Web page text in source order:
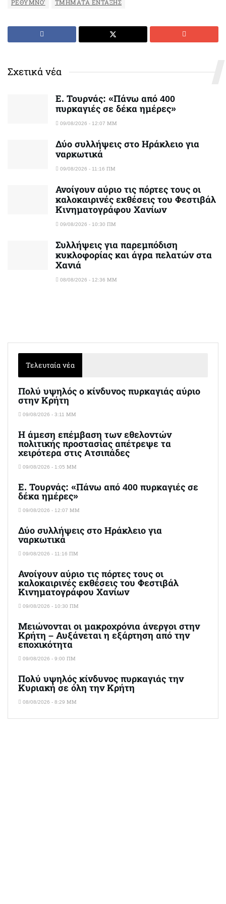
ΡΕΘΥΜΝΟ' ΤΜΗΜΑΤΑ ΕΝΤΑΞΗΣ
Σχετικά νέα
Ε. Τουρνάς: «Πάνω από 400
πυρκαγιές σε δέκα ημέρες»
09/08/2026 - 12:07 ΜΜ
Δύο συλλήψεις στο Ηράκλειο για
ναρκωτικά
09/08/2026 - 11:16 ΠΜ
Ανοίγουν αύριο τις πόρτες τους οι
καλοκαιρινές εκθέσεις του Φεστιβάλ
Κινηματογράφου Χανίων
09/08/2026 - 10:30 ΠΜ
Συλλήψεις για παρεμπόδιση
κυκλοφορίας και άγρα πελατών στα
Χανιά
08/08/2026 - 12:36 ΜΜ
Τελευταία νέα
Πολύ υψηλός ο κίνδυνος πυρκαγιάς αύριο
στην Κρήτη
09/08/2026 - 3:11 ΜΜ
Η άμεση επέμβαση των εθελοντών
πολιτικής προστασίας απέτρεψε τα
χειρότερα στις Aτσιπάδες
09/08/2026 - 1:05 ΜΜ
Ε. Τουρνάς: «Πάνω από 400 πυρκαγιές σε
δέκα ημέρες»
09/08/2026 - 12:07 ΜΜ
Δύο συλλήψεις στο Ηράκλειο για
ναρκωτικά
09/08/2026 - 11:16 ΠΜ
Ανοίγουν αύριο τις πόρτες τους οι
καλοκαιρινές εκθέσεις του Φεστιβάλ
Κινηματογράφου Χανίων
09/08/2026 - 10:30 ΠΜ
Μειώνονται οι μακροχρόνια άνεργοι στην
Κρήτη – Αυξάνεται η εξάρτηση από την
εποχικότητα
09/08/2026 - 9:00 ΠΜ
Πολύ υψηλός κίνδυνος πυρκαγιάς την
Κυριακή σε όλη την Κρήτη
08/08/2026 - 8:29 ΜΜ